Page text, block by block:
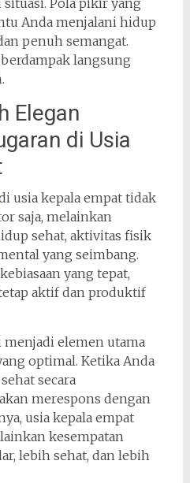
Anda menjalani hidup
penuh semangat.
langsung
Elegan
di Usia
usia kepala empat tidak
saja, melainkan
sehat, aktivitas fisik
yang seimbang.
yang tepat,
aktif dan produktif
elemen utama
optimal. Ketika Anda
secara
merespons dengan
usia kepala empat
kesempatan
lebih sehat, dan lebih